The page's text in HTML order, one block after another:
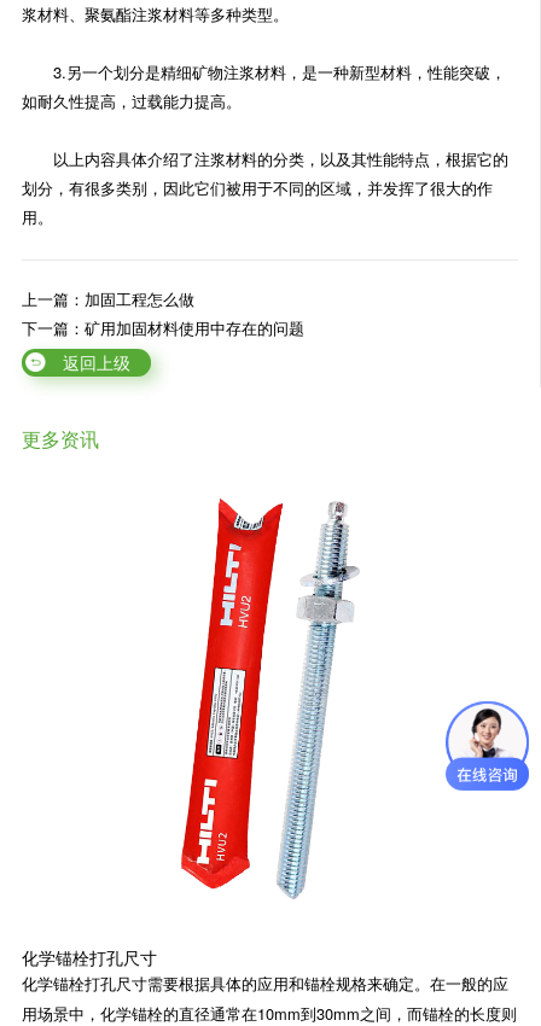
浆材料、聚氨酯注浆材料等多种类型。
3.另一个划分是精细矿物注浆材料，是一种新型材料，性能突破，
如耐久性提高，过载能力提高。
以上内容具体介绍了注浆材料的分类，以及其性能特点，根据它的
划分，有很多类别，因此它们被用于不同的区域，并发挥了很大的作
用。
上一篇：加固工程怎么做
下一篇：矿用加固材料使用中存在的问题
返回上级
更多资讯
化学锚栓打孔尺寸
化学锚栓打孔尺寸需要根据具体的应用和锚栓规格来确定。在一般的应
用场景中，化学锚栓的直径通常在10mm到30mm之间，而锚栓的长度则